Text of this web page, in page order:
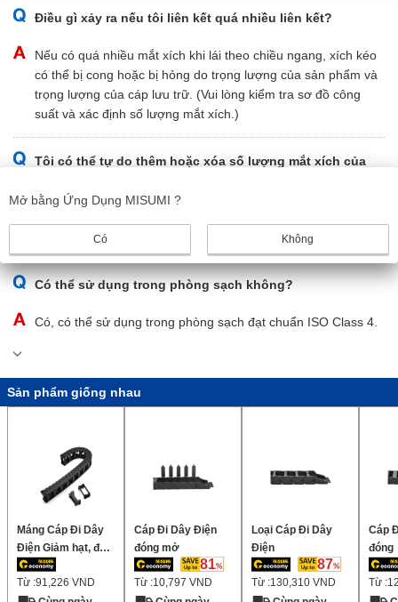
Điều gì xảy ra nếu tôi liên kết quá nhiều liên kết?
Nếu có quá nhiều mắt xích khi lái theo chiều ngang, xích kéo
có thể bị cong hoặc bị hỏng do trọng lượng của sản phẩm và
trọng lượng của cáp lưu trữ. (Vui lòng kiểm tra sơ đồ công
suất và xác định số lượng mắt xích.)
Tôi có thể tự do thêm hoặc xóa số lượng mắt xích của
theo độ dài xích kéo cần thiết để lắp đặt.
Có thể sử dụng trong phòng sạch không?
Có, có thể sử dụng trong phòng sạch đạt chuẩn ISO Class 4.
Sản phẩm giống nhau
Máng Cáp Đi Dây
Điện Giảm hạt, độ
ồn thấp, chiều cao
bên trong 40mm
Từ :91,226 VND
Cáp Đi Dây Điện
đóng mở
81
Từ :10,797 VND
Loại Cáp Đi Dây
Điện
87
Từ :130,310 VND
Cáp
đóng
Từ :
Mở bằng Ứng Dụng MISUMI ?
Có Không